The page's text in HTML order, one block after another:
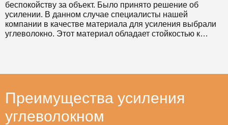
беспокойству за объект. Было принято решение об
усилении. В данном случае специалисты нашей
компании в качестве материала для усиления выбрали
углеволокно. Этот материал обладает стойкостью к
эксплуатации усиливаемого здания.
Преимущества усиления
углеволокном